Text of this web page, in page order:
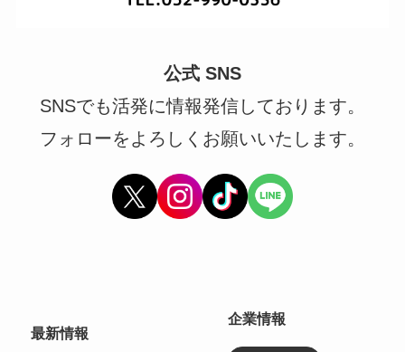
公式 SNS
SNSでも活発に情報発信しております。
フォローをよろしくお願いいたします。
最新情報
企業情報